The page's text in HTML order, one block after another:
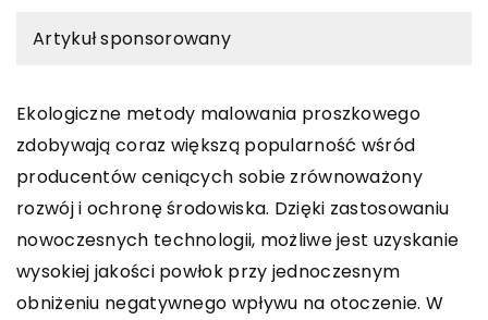
Artykuł sponsorowany
Ekologiczne metody malowania proszkowego
zdobywają coraz większą popularność wśród
producentów ceniących sobie zrównoważony
rozwój i ochronę środowiska. Dzięki zastosowaniu
nowoczesnych technologii, możliwe jest uzyskanie
wysokiej jakości powłok przy jednoczesnym
obniżeniu negatywnego wpływu na otoczenie. W